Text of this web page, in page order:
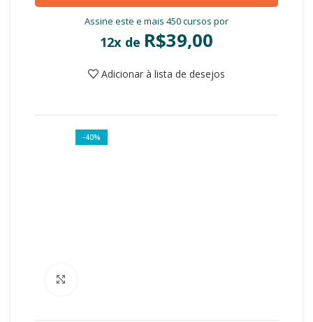
Assine este e mais 450 cursos por
12x de R$39,00
Adicionar à lista de desejos
-40%